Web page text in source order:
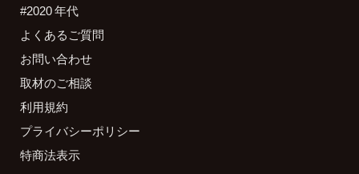
#2020 年代
よくあるご質問
お問い合わせ
取材のご相談
利用規約
プライバシーポリシー
特商法表示